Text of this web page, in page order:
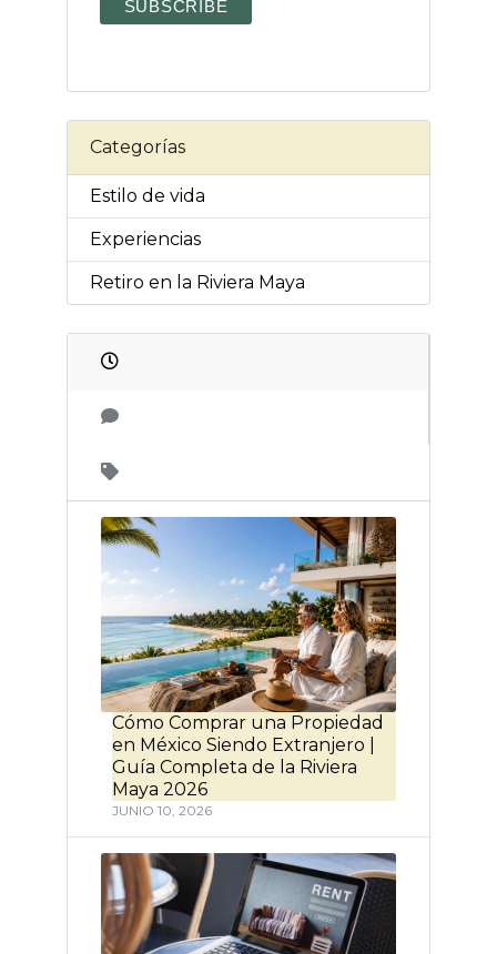
Categorías
Estilo de vida
Experiencias
Retiro en la Riviera Maya
Cómo Comprar una Propiedad
en México Siendo Extranjero |
Guía Completa de la Riviera
Maya 2026
JUNIO 10, 2026